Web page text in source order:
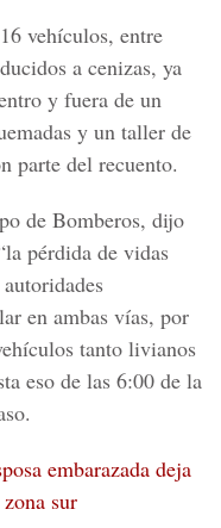
vehículos, entre
a cenizas, ya
y fuera de un
y un taller de
parte del recuento.
de Bomberos, dijo
pérdida de vidas
en ambas vías, por
tanto livianos
eso de las 6:00 de la
embarazada deja
sur